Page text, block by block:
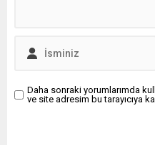
Daha sonraki yorumlarımda
ve site adresim bu tarayıcıya